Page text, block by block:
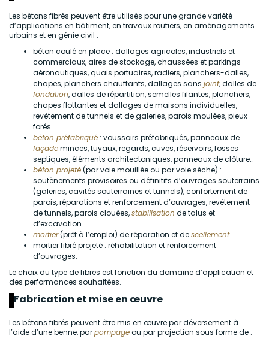
Les bétons fibrés peuvent être utilisés pour une grande variété
d’applications en bâtiment, en travaux routiers, en aménagements
urbains et en génie civil :
béton coulé en place : dallages agricoles, industriels et
commerciaux, aires de stockage, chaussées et parkings
aéronautiques, quais portuaires, radiers, planchers-dalles,
chapes, planchers chauffants, dallages sans joint, dalles de
fondation, dalles de répartition, semelles filantes, planchers,
chapes flottantes et dallages de maisons individuelles,
revêtement de tunnels et de galeries, parois moulées, pieux
forés…
béton préfabriqué : voussoirs préfabriqués, panneaux de
façademinces, tuyaux, regards, cuves, réservoirs, fosses
septiques, éléments architectoniques, panneaux de clôture…
béton projeté(par voie mouillée ou par voie sèche) :
soutènements provisoires ou définitifs d’ouvrages souterrains
(galeries, cavités souterraines et tunnels), confortement de
parois, réparations et renforcement d’ouvrages, revêtement
de tunnels, parois clouées,stabilisation de talus et
d’excavation…
mortier(prêt à l’emploi) de réparation et descellement.
mortier fibré projeté : réhabilitation et renforcement
d’ouvrages.
Le choix du type de fibres est fonction du domaine d’application et
des performances souhaitées.
Fabrication et mise en œuvre
Les bétons fibrés peuvent être mis en œuvre par déversement à
l’aide d’une benne, parpompageou par projection sous forme de :